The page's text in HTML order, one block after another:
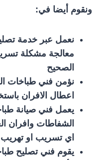
ونقوم أيضا في:
نعمل عبر خدمة
معالجة مشكلة
الصحيح
نؤمن فني طباخات
اعطال الافران
يعمل فني صيانة
الشفاطات وافران
اي تسريب او تهريب
يقوم فني تصليح